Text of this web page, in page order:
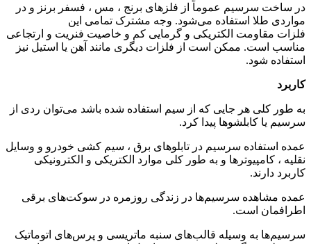
در ساخت سرسیم عموماً از فلزهای برنج ، مس ، فسفر برنز و در
مواردی طلا استفاده می‌شود. وجه مشترک تمامی این
فلزات مقاومت الکتریکی و گرمایی کم و خاصیت فنریت و ارتجاعی
مناسب است. ممکن است از فلزات دیگری مانند آهن یا استیل نیز
استفاده شود.
کاربرد
به طور کلی هر جایی که از سیم استفاده شده باشد می‌توان ردی از
سرسیم یا کابلشوها پیدا کرد.
عمده استفاده سرسیم در تابلوهای برق ، سیم کشی خودرو و وسایل
نقلیه ، کامپیوترها و به طور کلی موارد الکتریکی و الکترونیکی
کاربرد دارند.
عمده مشاهده سرسیم‌ها در زندگی روزمره در سوکت‌های برقی
اطرافمان است.
سرسیم‌ها به وسیله قالب‌های سنبه ماتریسی و پرس‌های اتوماتیک